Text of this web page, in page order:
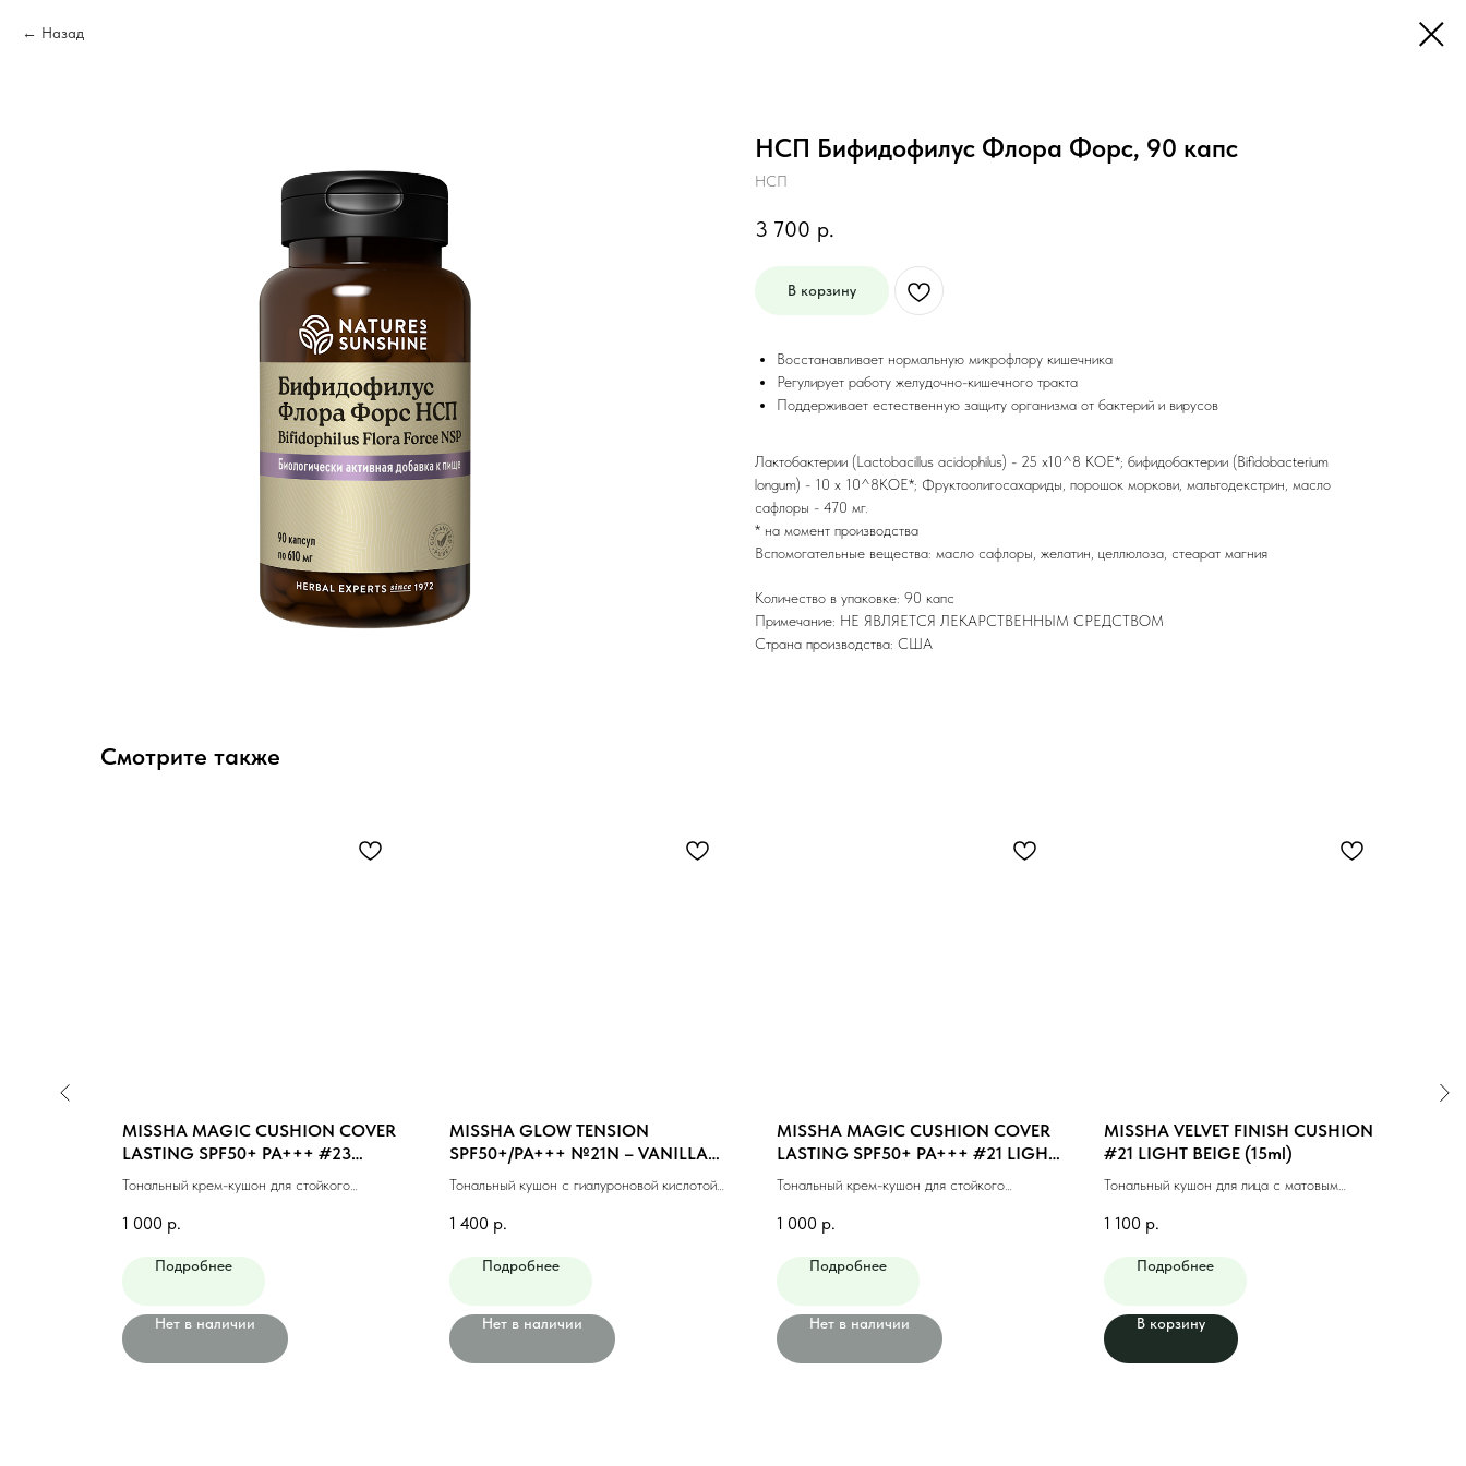
Назад
НСП Бифидофилус Флора Форс, 90 капс
НСП
3 700 р.
В корзину
Восстанавливает нормальную микрофлору кишечника
Регулирует работу желудочно-кишечного тракта
Поддерживает естественную защиту организма от бактерий и вирусов
Лактобактерии (Lactobacillus acidophilus) - 25 x10^8 КОЕ*; бифидобактерии (Bifidobacterium
longum) - 10 x 10^8КОЕ*; Фруктоолигосахариды, порошок моркови, мальтодекстрин, масло
сафлоры - 470 мг.
* на момент производства
Вспомогательные вещества: масло сафлоры, желатин, целлюлоза, стеарат магния
Количество в упаковке: 90 капс
Примечание: НЕ ЯВЛЯЕТСЯ ЛЕКАРСТВЕННЫМ СРЕДСТВОМ
Страна производства: США
Смотрите также
MISSHA MAGIC CUSHION COVER
LASTING SPF50+ PA+++ #23
MEDIUM BEIGE (15ml)
Тональный крем-кушон для стойкого
1 000 р.
Подробнее
Нет в наличии
MISSHA GLOW TENSION
SPF50+/PA+++ №21N – VANILLA
(NEUTRAL) (15gr)
Тональный кушон с гиалуроновой кислотой
1 400 р.
Подробнее
Нет в наличии
MISSHA MAGIC CUSHION COVER
LASTING SPF50+ PA+++ #21 LIGHT
BEIGE (15ml)
Тональный крем-кушон для стойкого
1 000 р.
Подробнее
Нет в наличии
MISSHA VELVET FINISH CUSHION
#21 LIGHT BEIGE (15ml)
Тональный кушон для лица с матовым
1 100 р.
Подробнее
В корзину